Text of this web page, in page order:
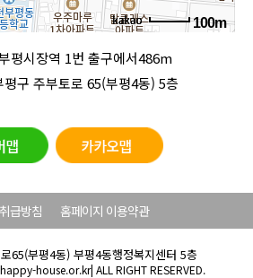
100m
평시장역 1번 출구에서486m
평구 주부토로 65(부평4동) 5층
급방침 홈페이지 이용약관
65(부평4동) 부평4동행정복지센터 5층
house.or.kr| ALL RIGHT RESERVED.